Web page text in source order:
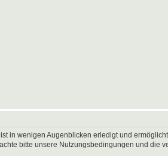
in wenigen Augenblicken erledigt und
bitte unsere Nutzungsbedingungen und die